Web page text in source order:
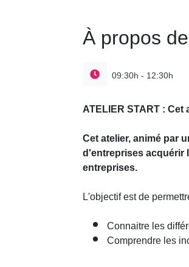
À propos
09:30h - 12:30h
ATELIER START :
Cet atelier, animé par
d'entreprises
entreprises.
L'objectif est de
Connaitre les
Comprendre les